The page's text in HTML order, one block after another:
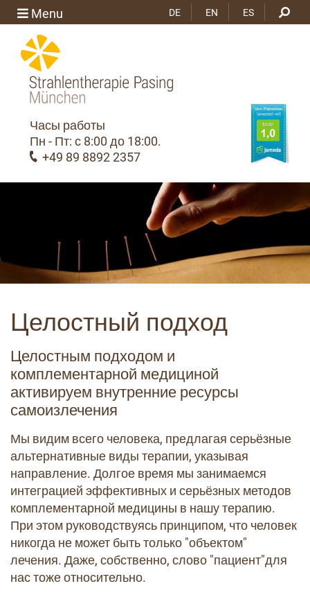
Menu DE EN ES
Часы работы
Пн - Пт: с 8:00 до 18:00.
+49 89 8892 2357
Целостный подход
Целостным подходом и
комплементарной медициной
активируем внутренние ресурсы
самоизлечения
Мы видим всего человека, предлагая серьёзные
альтернативные виды терапии, указывая
направление. Долгое время мы занимаемся
интеграцией эффективных и серьёзных методов
комплементарной медицины в нашу терапию.
При этом руководствуясь принципом, что человек
никогда не может быть только "объектом"
лечения. Даже, собственно, слово "пациент"для
нас тоже относительно.